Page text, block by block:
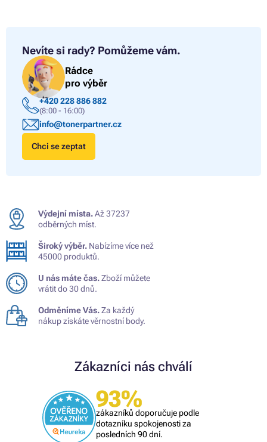
Nevíte si rady? Pomůžeme vám.
Rádce
pro výběr
+420 228 886 882
(8:00 - 16:00)
info@tonerpartner.cz
Chci se zeptat
Výdejní místa.Až 37237
odběrných míst.
Široký výběr. Nabízíme více než
45000 produktů.
U nás máte čas.Zboží můžete
vrátit do 30 dnů.
Odměníme Vás.Za každý
nákup získáte věrnostní body.
Zákazníci nás chválí
93%
zákazníků doporučuje podle
dotazníku spokojenosti za
posledních 90 dní.